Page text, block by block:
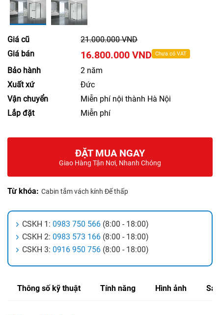
Giá cũ
21.000.000 VND
Giá bán
16.800.000 VND Chưa có VAT
Bảo hành
2 năm
Xuất xứ
Đức
Vận chuyển
Miễn phí nội thành Hà Nội
Lắp đặt
Miễn phí
ĐẶT MUA NGAY
Giao Hàng Tận Nơi, Nhanh Chóng
Từ khóa: Cabin tắm vách kính Đế thấp
CSKH 1: 0983 750 566 (8:00 - 18:00)
CSKH 2: 0983 573 166 (8:00 - 18:00)
CSKH 3: 0916 950 756 (8:00 - 18:00)
Thông số kỹ thuật Tính năng Hình ảnh